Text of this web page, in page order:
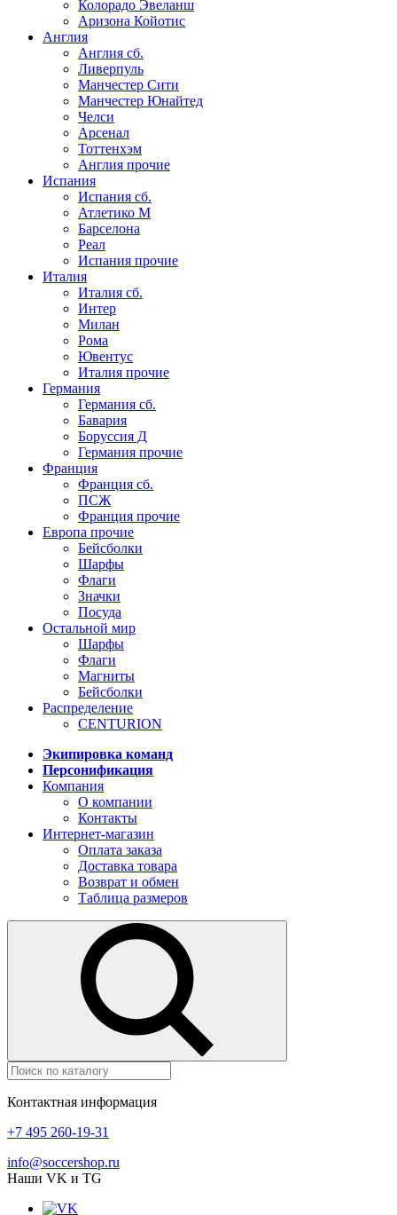
Колорадо Эвеланш
Аризона Койотис
Англия
Англия сб.
Ливерпуль
Манчестер Сити
Манчестер Юнайтед
Челси
Арсенал
Тоттенхэм
Англия прочие
Испания
Испания сб.
Атлетико М
Барселона
Реал
Испания прочие
Италия
Италия сб.
Интер
Милан
Рома
Ювентус
Италия прочие
Германия
Германия сб.
Бавария
Боруссия Д
Германия прочие
Франция
Франция сб.
ПСЖ
Франция прочие
Европа прочие
Бейсболки
Шарфы
Флаги
Значки
Посуда
Остальной мир
Шарфы
Флаги
Магниты
Бейсболки
Распределение
CENTURION
Экипировка команд
Персонификация
Компания
О компании
Контакты
Интернет-магазин
Оплата заказа
Доставка товара
Возврат и обмен
Таблица размеров
Контактная информация
+7 495 260-19-31
info@soccershop.ru
Наши VK и TG